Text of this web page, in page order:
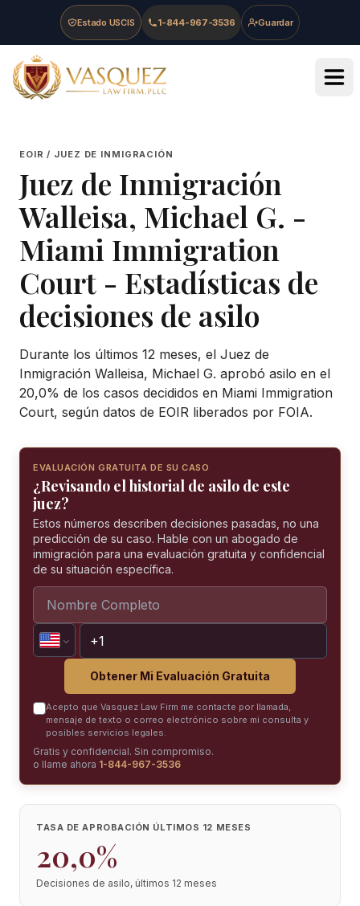
Skip to main content
Skip to navigation
Skip to footer
Estado USCIS 1-844-967-3536 Guardar
Vasquez Law Firm - Home
EOIR / JUEZ DE INMIGRACIÓN
Juez de Inmigración
Walleisa, Michael G. -
Miami Immigration
Court - Estadísticas de
decisiones de asilo
Durante los últimos 12 meses, el Juez de
Inmigración Walleisa, Michael G. aprobó asilo en el
20,0% de los casos decididos en Miami Immigration
Court, según datos de EOIR liberados por FOIA.
EVALUACIÓN GRATUITA DE SU CASO
¿Revisando el historial de asilo de este
juez?
Estos números describen decisiones pasadas, no una
predicción de su caso. Hable con un abogado de
inmigración para una evaluación gratuita y confidencial
de su situación específica.
Obtener Mi Evaluación Gratuita
Acepto que Vasquez Law Firm me contacte por llamada,
mensaje de texto o correo electrónico sobre mi consulta y
posibles servicios legales.
Gratis y confidencial. Sin compromiso.
o llame ahora 1-844-967-3536
TASA DE APROBACIÓN ÚLTIMOS 12 MESES
20,0%
Decisiones de asilo, últimos 12 meses